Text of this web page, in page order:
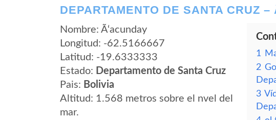
DEPARTAMENTO DE SANTA CRUZ –
Nombre: Ã‘acunday
Longitud: -62.5166667
Latitud: -19.6333333
Estado: Departamento de Santa Cruz
Pais: Bolivia
Altitud: 1.568 metros sobre el nvel del
mar.
1
2
3